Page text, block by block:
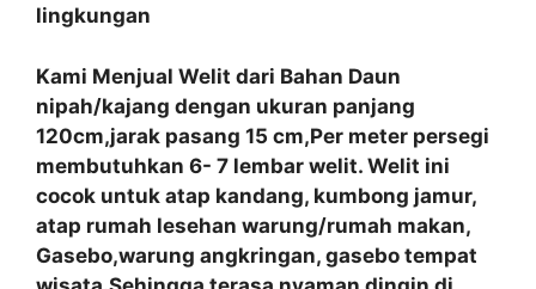
lingkungan
Kami Menjual Welit dari Bahan Daun
nipah/kajang dengan ukuran panjang
120cm,jarak pasang 15 cm,Per meter persegi
membutuhkan 6- 7 lembar welit. Welit ini
cocok untuk atap kandang, kumbong jamur,
atap rumah lesehan warung/rumah makan,
Gasebo,warung angkringan, gasebo tempat